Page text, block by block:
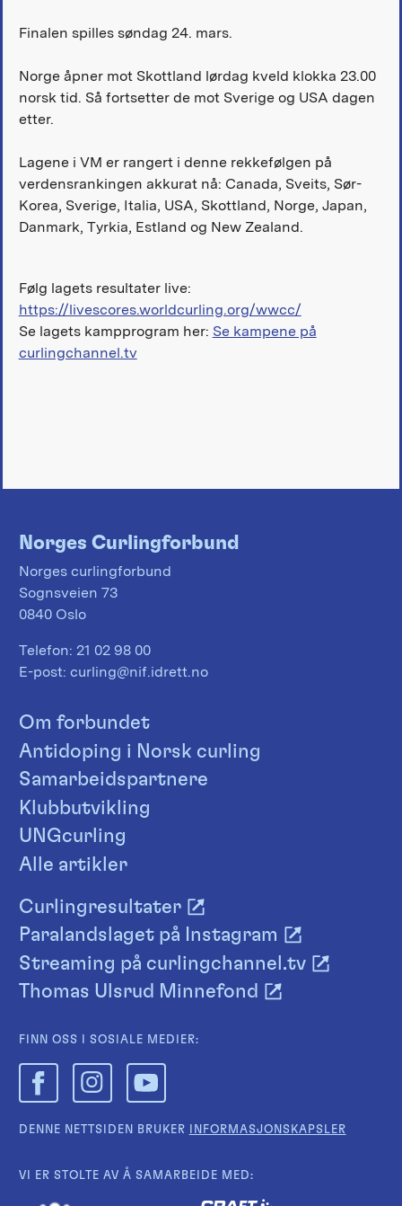
Finalen spilles søndag 24. mars.
Norge åpner mot Skottland lørdag kveld klokka 23.00
norsk tid. Så fortsetter de mot Sverige og USA dagen
etter.
Lagene i VM er rangert i denne rekkefølgen på
verdensrankingen akkurat nå: Canada, Sveits, Sør-
Korea, Sverige, Italia, USA, Skottland, Norge, Japan,
Danmark, Tyrkia, Estland og New Zealand.
Følg lagets resultater live:
https://livescores.worldcurling.org/wwcc/
Se lagets kampprogram her: Se kampene på
curlingchannel.tv
Norges Curlingforbund
Norges curlingforbund
Sognsveien 73
0840 Oslo
Telefon: 21 02 98 00
E-post: curling@nif.idrett.no
Om forbundet
Antidoping i Norsk curling
Samarbeidspartnere
Klubbutvikling
UNGcurling
Alle artikler
Curlingresultater
Paralandslaget på Instagram
Streaming på curlingchannel.tv
Thomas Ulsrud Minnefond
FINN OSS I SOSIALE MEDIER:
DENNE NETTSIDEN BRUKER INFORMASJONSKAPSLER
VI ER STOLTE AV Å SAMARBEIDE MED: